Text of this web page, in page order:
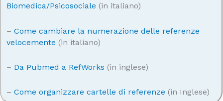
Biomedica/Psicosociale (in italiano)
– Come cambiare la numerazione delle referenze
velocemente (in italiano)
– Da Pubmed a RefWorks (in inglese)
– Come organizzare cartelle di referenze (in Inglese)